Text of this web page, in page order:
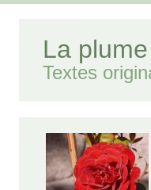
La
Textes